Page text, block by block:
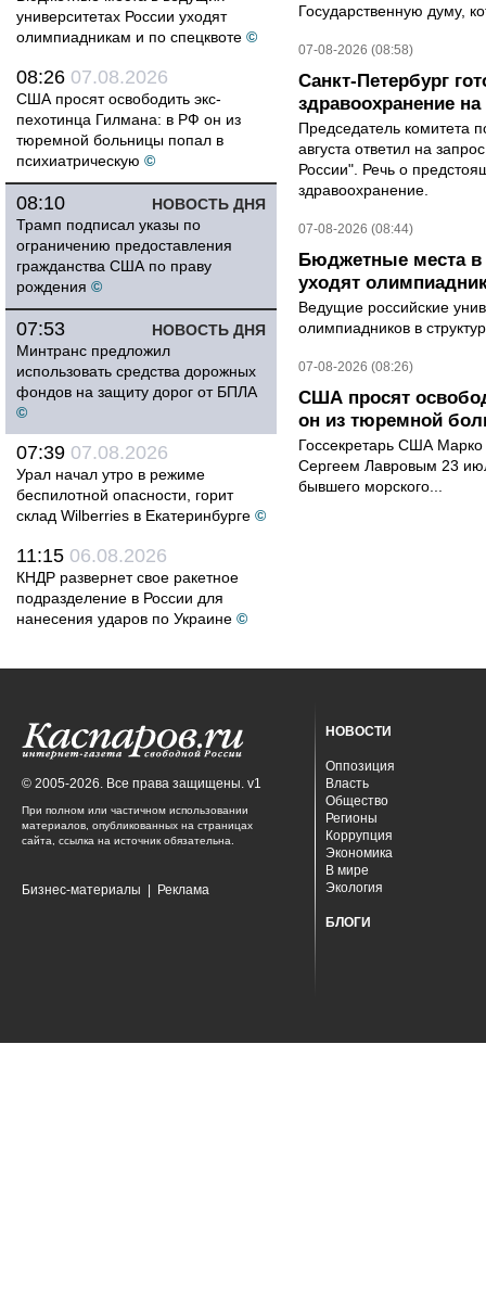
университетах России уходят
олимпиадникам и по спецквоте ©
08:26 07.08.2026
США просят освободить экс-
пехотинца Гилмана: в РФ он из
тюремной больницы попал в
психиатрическую ©
НОВОСТЬ ДНЯ
08:10
Трамп подписал указы по
ограничению предоставления
гражданства США по праву
рождения ©
НОВОСТЬ ДНЯ
07:53
Минтранс предложил
использовать средства дорожных
фондов на защиту дорог от БПЛА
©
07:39 07.08.2026
Урал начал утро в режиме
беспилотной опасности, горит
склад Wilberries в Екатеринбурге ©
11:15 06.08.2026
КНДР развернет свое ракетное
подразделение в России для
нанесения ударов по Украине ©
Государственную думу,
07-08-2026 (08:58)
Санкт-Петербург
здравоохранение на
Председатель комитета
августа ответил на
России". Речь о
здравоохранение.
07-08-2026 (08:44)
Бюджетные места в
уходят
Ведущие российские
олимпиадников в
07-08-2026 (08:26)
США просят
он из тюремной
Госсекретарь США
Сергеем Лавровым 23
бывшего морского...
© 2005-2026. Все права защищены. v1
При полном или частичном использовании
материалов, опубликованных на страницах
сайта, ссылка на источник обязательна.
Бизнес-материалы Реклама
НОВОСТИ
Оппозиция
Власть
Общество
Регионы
Коррупция
Экономика
В мире
Экология
БЛОГИ